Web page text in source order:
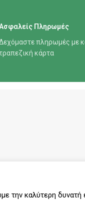
Πληρωμές
πληρωμές με
κάρτα
την καλύτερη δυνατή